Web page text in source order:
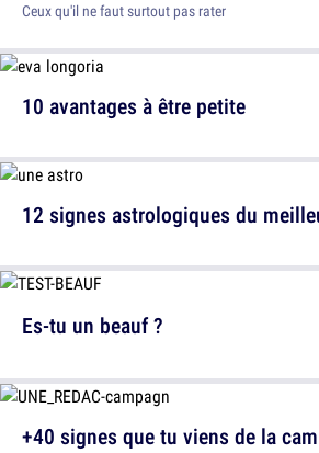
Ceux qu'il ne faut surtout pas rater
10 avantages à être petite
12 signes astrologiques du
Es-tu un beauf ?
+40 signes que tu viens de la